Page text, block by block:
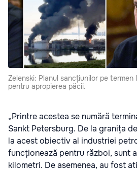
Zelenski: Planul sancțiunilor pe
pentru apropierea păcii.
„Printre acestea se numără
Sankt Petersburg. De la granița
la acest obiectiv al industriei
funcționează pentru război, sunt
kilometri. De asemenea, au fost